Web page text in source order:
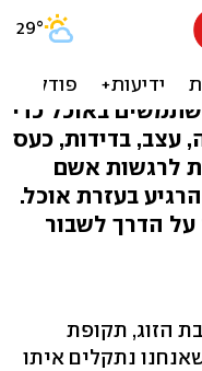
לשלוט
באוכל כדי
בדידות, כעס
לרגשות אשם
בעזרת אוכל.
על הדרך לשבור
הזוג, תקופת
נתקלים איתו